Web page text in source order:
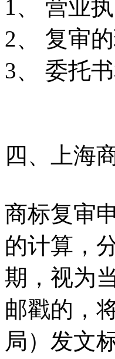
1、 营业
2、 复审
3、 委托
四、上海
商标复审
的计算，
期，视为
邮戳的，
局）发文